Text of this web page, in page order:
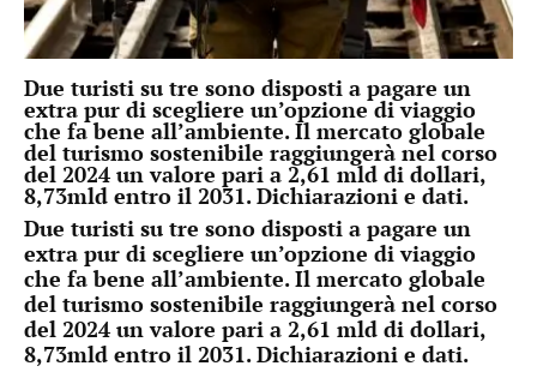
Due turisti su tre sono disposti a pagare un
extra pur di scegliere un’opzione di viaggio
che fa bene all’ambiente. Il mercato globale
del turismo sostenibile raggiungerà nel corso
del 2024 un valore pari a 2,61 mld di dollari,
8,73mld entro il 2031. Dichiarazioni e dati.
Due turisti su tre sono disposti a pagare un
extra pur di scegliere un’opzione di viaggio
che fa bene all’ambiente. Il mercato globale
del turismo sostenibile raggiungerà nel corso
del 2024 un valore pari a 2,61 mld di dollari,
8,73mld entro il 2031. Dichiarazioni e dati.